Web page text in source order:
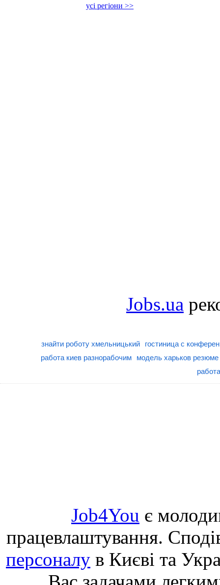
усі регіони >>
Jobs.ua
знайти роботу хмельницький
гостиница с
работа киев разнорабочим
модель харьков резюме
Job4You є
працевлаштування.
персоналу в Києві та